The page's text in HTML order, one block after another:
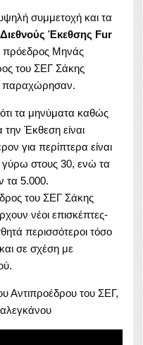
συμμετοχή και τα
Έκεθσης Fur
πρόεδρος Μηνάς
του ΣΕΓ Σάκης
παραχώρησαν.
τα μηνύματα καθώς
την Έκθεση είναι
για περίπτερα είναι
γύρω στους 30, ενώ τα
τα 5.000.
του ΣΕΓ Σάκης
νέοι επισκέπτες-
περισσότεροι τόσο
σε σχέση με
Αντιπροέδρου του ΣΕΓ,